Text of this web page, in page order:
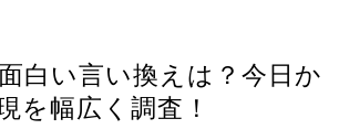
白い言い換えは？今日か
を幅広く調査！